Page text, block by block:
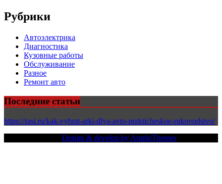
Рубрики
Автоэлектрика
Диагностика
Кузовные работы
Обслуживание
Разное
Ремонт авто
Последние статьи
https://rasi.ru/kak-vybrat-arki-dlya-avto-prakticheskoe-rukovodstvo/
Design & develop by AmpleThemes